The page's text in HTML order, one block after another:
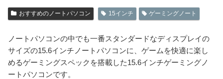
おすすめのノートパソコン 15インチ ゲーミングノート
ノートパソコンの中でも一番スタンダードなディスプレイの
サイズの15.6インチノートパソコンに、ゲームを快適に楽し
めるゲーミングスペックを搭載した15.6インチゲーミングノ
ートパソコンです。